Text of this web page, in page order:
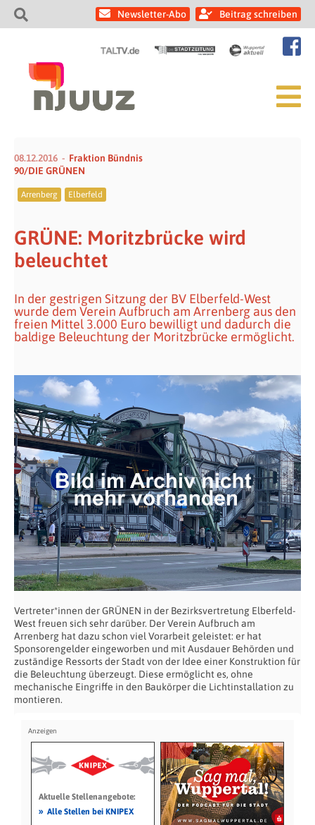
Newsletter-Abo Beitrag schreiben
08.12.2016
Fraktion Bündnis
90/DIE GRÜNEN
Arrenberg Elberfeld
GRÜNE: Moritzbrücke wird
beleuchtet
In der gestrigen Sitzung der BV Elberfeld-West
wurde dem Verein Aufbruch am Arrenberg aus den
freien Mittel 3.000 Euro bewilligt und dadurch die
baldige Beleuchtung der Moritzbrücke ermöglicht.
Vertreter*innen der GRÜNEN in der Bezirksvertretung Elberfeld-
West freuen sich sehr darüber. Der Verein Aufbruch am
Arrenberg hat dazu schon viel Vorarbeit geleistet: er hat
Sponsorengelder eingeworben und mit Ausdauer Behörden und
zuständige Ressorts der Stadt von der Idee einer Konstruktion für
die Beleuchtung überzeugt. Diese ermöglicht es, ohne
mechanische Eingriffe in den Baukörper die Lichtinstallation zu
montieren.
Aktuelle Stellenangebote:
» Alle Stellen bei KNIPEX